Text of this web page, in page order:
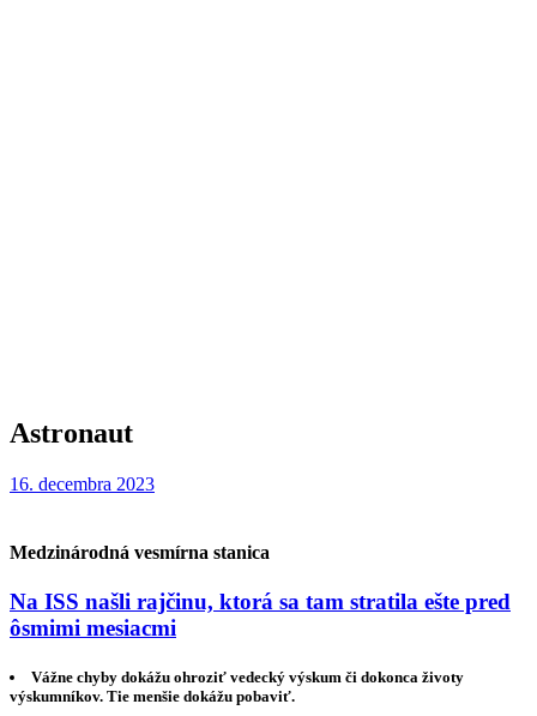
Astronaut
16. decembra 2023
Medzinárodná vesmírna stanica
Na ISS našli rajčinu, ktorá sa tam stratila ešte pred
ôsmimi mesiacmi
Vážne chyby dokážu ohroziť vedecký výskum či dokonca životy
výskumníkov. Tie menšie dokážu pobaviť.